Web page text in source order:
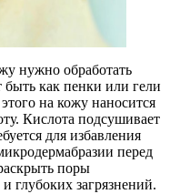
нужно обработать
как пенки или гели
на кожу наносится
Кислота подсушивает
для избавления
перед
поры
глубоких загрязнений.